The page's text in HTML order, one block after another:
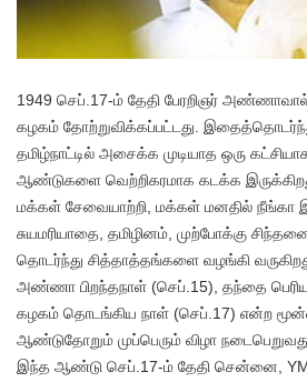
1949 செப்.17-ம் தேதி பேரறிஞர்
கழகம் தோற்றுவிக்கப்பட்டது.
தமிழ்நாட்டில் அசைக்க முடியாத ஒரு
ஆண்டுகளை வெற்றிகரமாக கடக்க
மக்கள் சேவையாற்றி, மக்கள் மனதில் நீங்கா
சுயமரியாதை, தமிழினம், முற்போக்கு
தொடர்ந்து சித்தாத்தங்களை வழங்கி
அண்ணா பிறந்தநாள் (செப்.15), தந்தை
கழகம் தொடங்கிய நாள் (செப்.17) என்ற
ஆண்டுதோறும் முப்பெரும் விழா
இந்த ஆண்டு செப்.17-ம் தேதி சென்னை,